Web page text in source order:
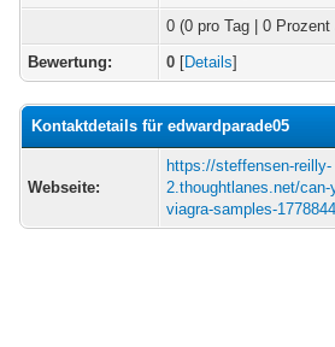
0 (0 pro Tag | 0 Prozent
Bewertung:
0 [Details]
Kontaktdetails für edwardparade05
Webseite:
https://steffensen-reilly-
2.thoughtlanes.net/
viagra-samples-